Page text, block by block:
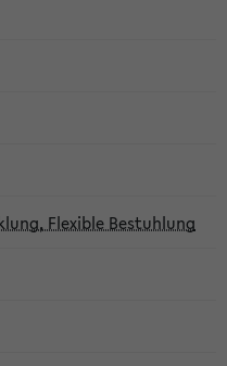
Flexible Bestuhlung